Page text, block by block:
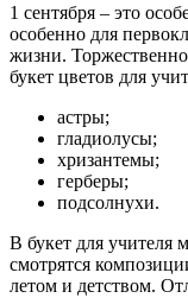
1 сентября – это
особенно для
жизни.
букет цветов для
астры;
гладиолусы;
хризантемы;
герберы;
подсолнухи.
В букет для учителя
смотрятся
летом и детством.